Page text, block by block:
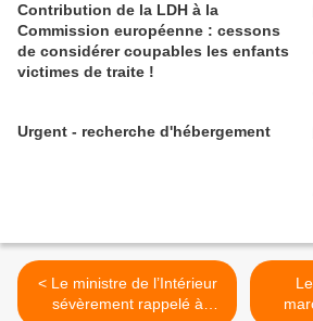
Contribution de la LDH à la
Commission européenne : cessons
de considérer coupables les enfants
victimes de traite !
Urgent - recherche d'hébergement
< Le ministre de l’Intérieur
sévèrement rappelé à